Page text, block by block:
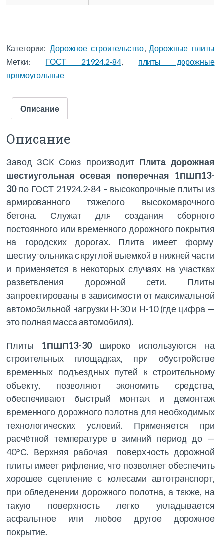
Категории: Дорожное строительство
Дорожные плиты
Метки: ГОСТ 21924.2-84
плиты дорожные
прямоугольные
Описание
Описание
Завод ЗСК Союз производит Плита дорожная
шестиугольная осевая поперечная 1ПШП13-
30 по ГОСТ 21924.2-84 – высокопрочные плиты из
армированного тяжелого высокомарочного
бетона. Служат для создания сборного
постоянного или временного дорожного покрытия
на городских дорогах. Плита имеет форму
шестиугольника с круглой выемкой в нижней части
и применяется в некоторых случаях на участках
разветвления дорожной сети. Плиты
запроектированы в зависимости от максимальной
автомобильной нагрузки Н-30 и Н-10 (где цифра —
это полная масса автомобиля).
Плиты 1ПШП13-30широко используются на
строительных площадках, при обустройстве
временных подъездных путей к строительному
объекту, позволяют экономить средства,
обеспечивают быстрый монтаж и демонтаж
временного дорожного полотна для необходимых
технологических условий. Применяется при
расчётной температуре в зимний период до —
40°С. Верхняя рабочая поверхность дорожной
плиты имеет рифление, что позволяет обеспечить
хорошее сцепление с колесами автотранспорт,
при обледенении дорожного полотна, а также, на
такую поверхность легко укладывается
асфальтное или любое другое дорожное
покрытие.